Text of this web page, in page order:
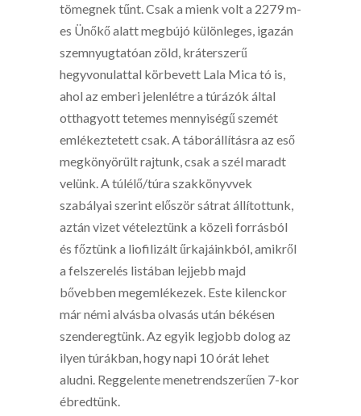
tömegnek tűnt. Csak a mienk volt a 2279 m-
es Ünőkő alatt megbújó különleges, igazán
szemnyugtatóan zöld, kráterszerű
hegyvonulattal körbevett Lala Mica tó is,
ahol az emberi jelenlétre a túrázók által
otthagyott tetemes mennyiségű szemét
emlékeztetett csak. A táborállításra az eső
megkönyörült rajtunk, csak a szél maradt
velünk. A túlélő/túra szakkönyvvek
szabályai szerint először sátrat állítottunk,
aztán vizet vételeztünk a közeli forrásból
és főztünk a liofilizált űrkajáinkból, amikről
a felszerelés listában lejjebb majd
bővebben megemlékezek. Este kilenckor
már némi alvásba olvasás után békésen
szenderegtünk. Az egyik legjobb dolog az
ilyen túrákban, hogy napi 10 órát lehet
aludni. Reggelente menetrendszerűen 7-kor
ébredtünk.